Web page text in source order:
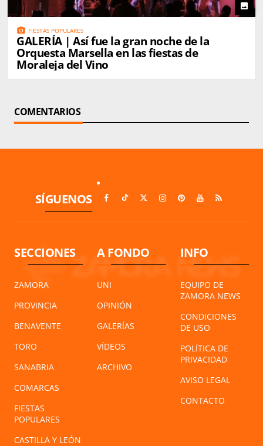
photo
photo_camera FIESTAS POPULARES
GALERÍA | Así fue la gran noche de la
Orquesta Marsella en las fiestas de
Moraleja del Vino
COMENTARIOS
SÍGUENOS
SECCIONES
ZAMORA
PROVINCIA
BENAVENTE
TORO
SANABRIA
COMARCAS
FIESTAS
POPULARES
CASTILLA Y LEÓN
A FONDO
UNI
OPINIÓN
GALERÍAS
VÍDEOS
ARCHIVO
INFO
EQUIPO DE
ZAMORA NEWS
CONDICIONES
DE USO
POLÍTICA DE
PRIVACIDAD
AVISO LEGAL
CONTACTO